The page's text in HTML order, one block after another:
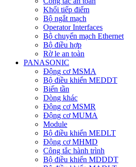
Khối tiếp điểm
Bộ ngắt mạch
Operator Interfaces
Bộ chuyển mạch Ethernet
Bộ điều hợp
Rờ le an toàn
PANASONIC
Động cơ MSMA
Bộ điều khiển MEDDT
Biến tần
Dòng khác
Động cơ MSMR
Động cơ MUMA
Module
Bộ điều khiển MEDLT
Động cơ MHMD
Công tắc hành trình
Bộ điều khiển MDDDT